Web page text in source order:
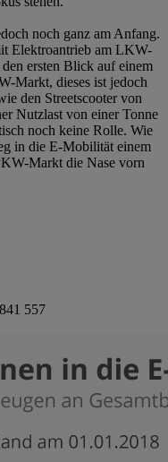
noch ganz am Anfang.
Elektroantrieb am LKW-
ersten Blick auf einem
Markt, dieses ist jedoch
den Streetscooter von
Nutzlast von einer Tonne
noch keine Rolle. Wie
in die E-Mobilität einem
Markt die Nase vorn
557